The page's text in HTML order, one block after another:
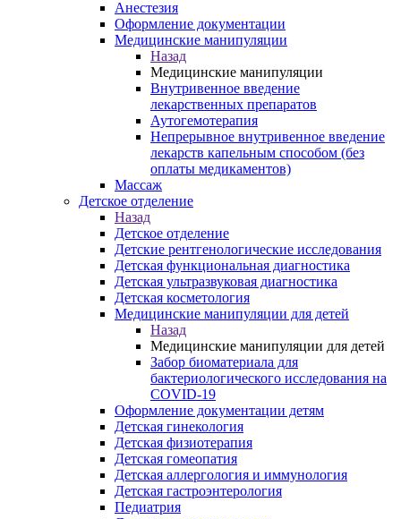
Анестезия
Оформление документации
Медицинские манипуляции
Назад
Медицинские манипуляции
Внутривенное введение
лекарственных препаратов
Аутогемотерапия
Непрерывное внутривенное введение
лекарств капельным способом (без
оплаты медикаментов)
Массаж
Детское отделение
Назад
Детское отделение
Детские рентгенологические исследования
Детская функциональная диагностика
Детская ультразвуковая диагностика
Детская косметология
Медицинские манипуляции для детей
Назад
Медицинские манипуляции для детей
Забор биоматериала для
бактериологического исследования на
COVID-19
Оформление документации детям
Детская гинекология
Детская физиотерапия
Детская гомеопатия
Детская аллергология и иммунология
Детская гастроэнтерология
Педиатрия